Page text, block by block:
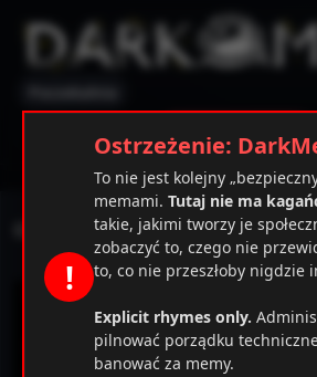
Ostrzeżenie
Ciężarowe szaleństwo
!
Ostrzeżenie:
To nie jest kolejny
memami. Tutaj nie ma
takie, jakimi tworzy je
zobaczyć to, czego nie
to, co nie przeszłoby nigdzie
Explicit rhymes only.
pilnować porządku
banować za memy.